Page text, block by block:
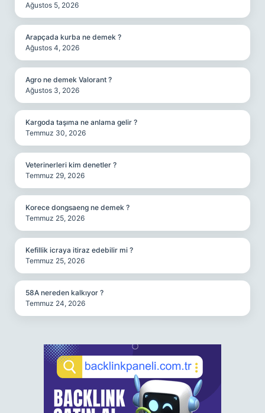
Ağustos 5, 2026
Arapçada kurba ne demek ?
Ağustos 4, 2026
Agro ne demek Valorant ?
Ağustos 3, 2026
Kargoda taşıma ne anlama gelir ?
Temmuz 30, 2026
Veterinerleri kim denetler ?
Temmuz 29, 2026
Korece dongsaeng ne demek ?
Temmuz 25, 2026
Kefillik icraya itiraz edebilir mi ?
Temmuz 25, 2026
58A nereden kalkıyor ?
Temmuz 24, 2026